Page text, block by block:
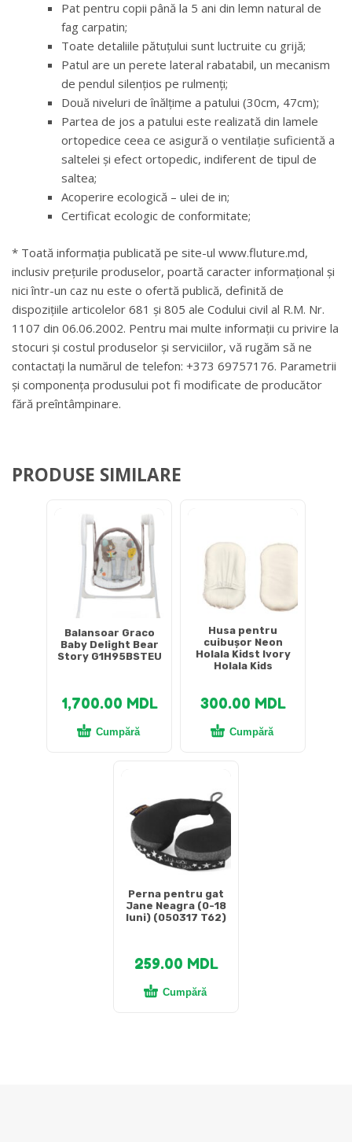
Pat pentru copii până la 5 ani din lemn natural de
fag carpatin;
Toate detaliile pătuțului sunt luctruite cu grijă;
Patul are un perete lateral rabatabil, un mecanism
de pendul silențios pe rulmenți;
Două niveluri de înălțime a patului (30cm, 47cm);
Partea de jos a patului este realizată din lamele
ortopedice ceea ce asigură o ventilație suficientă a
saltelei și efect ortopedic, indiferent de tipul de
saltea;
Acoperire ecologică – ulei de in;
Certificat ecologic de conformitate;
* Toată informația publicată pe site-ul www.fluture.md,
inclusiv prețurile produselor, poartă caracter informațional și
nici într-un caz nu este o ofertă publică, definită de
dispozițiile articolelor 681 și 805 ale Codului civil al R.M. Nr.
1107 din 06.06.2002. Pentru mai multe informații cu privire la
stocuri și costul produselor și serviciilor, vă rugăm să ne
contactați la numărul de telefon: +373 69757176. Parametrii
și componența produsului pot fi modificate de producător
fără preîntâmpinare.
PRODUSE SIMILARE
Balansoar Graco
Baby Delight Bear
Story G1H95BSTEU
1,700.00 MDL
Cumpără
Husa pentru
cuibușor Neon
Holala Kidst Ivory
Holala Kids
300.00 MDL
Cumpără
Perna pentru gat
Jane Neagra (0-18
luni) (050317 T62)
259.00 MDL
Cumpără